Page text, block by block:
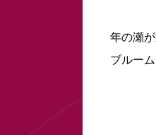
年の瀬
ブルー